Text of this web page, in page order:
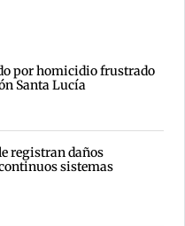
por homicidio frustrado
Santa Lucía
registran daños
sistemas